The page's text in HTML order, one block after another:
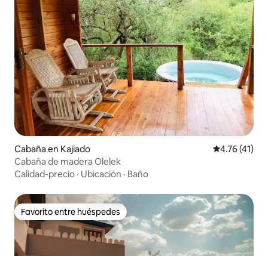
Cabaña en Kajiado Calificación
4.76 (41)
Cabaña de madera Olelek
Calidad-precio · Ubicación · Baño
Favorito entre huéspedes
Favorito entre huéspedes